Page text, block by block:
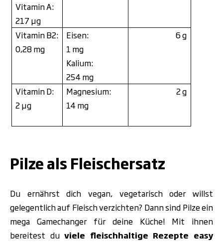
Vitamin A:
217 μg
Vitamin B2:
0,28 mg
Eisen:
1 mg
Kalium:
254 mg
6 g
Vitamin D:
2 μg
Magnesium:
14 mg
2 g
Pilze als Fleischersatz
Du ernährst dich vegan, vegetarisch oder willst
gelegentlich auf Fleisch verzichten? Dann sind Pilze ein
mega Gamechanger für deine Küche! Mit ihnen
bereitest duviele fleischhaltige Rezepte easy